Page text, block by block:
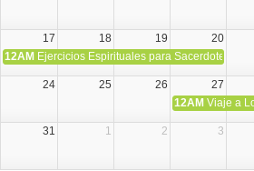
17 18 19 20
12AM Ejercicios Espirituales para Sacerdotes.
24 25 26 27
12AM Viaje a
31 1 2 3